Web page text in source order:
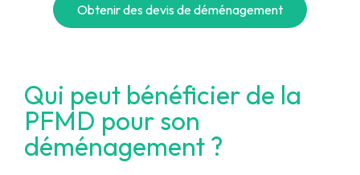
Obtenir des devis de déménagement
Qui peut bénéficier de la
PFMD pour son
déménagement ?